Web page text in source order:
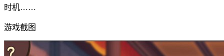
时机……
游戏截图